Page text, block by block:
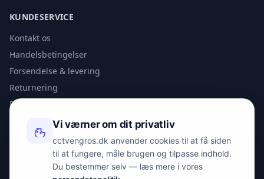
KUNDESERVICE
Kontakt os
Handelsbetingelser
Forsendelse & levering
Returnering
Privatlivspolitik
KONTAKT
info@spyman.dk
Vi værner om dit privatliv
cctvengros.dk anvender cookies til at få siden
til at fungere, måle brugen og tilpasse indhold.
Du bestemmer selv — læs mere i vores